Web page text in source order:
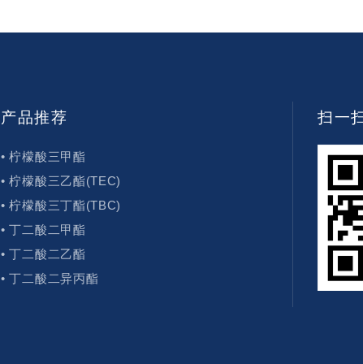
产品推荐
• 柠檬酸三甲酯
• 柠檬酸三乙酯(TEC)
• 柠檬酸三丁酯(TBC)
• 丁二酸二甲酯
• 丁二酸二乙酯
• 丁二酸二异丙酯
扫一